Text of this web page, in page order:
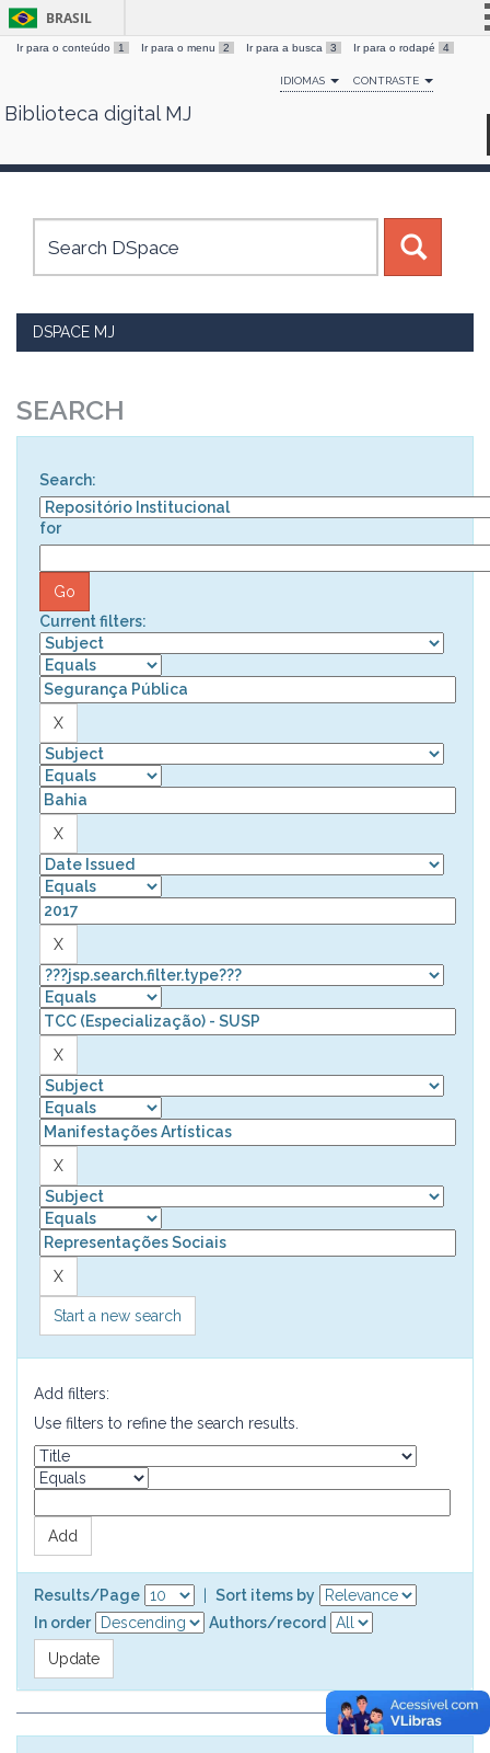
Skip
BRASIL
Simplifique!
Comunica BR
Canais
Ir para o conteúdo 1 Ir para o menu 2 Ir para a busca 3 Ir para o rodapé 4
IDIOMAS CONTRASTE
Biblioteca digital MJ
DSPACE MJ
SEARCH
Search:
for
Current filters:
Start a new search
Add filters:
Use filters to refine the search results.
Results/Page
Sort items by
In order
Authors/record